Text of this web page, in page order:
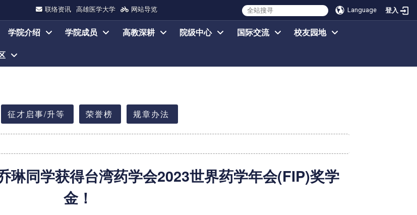
Language 登入
联络资讯 高雄医学大学 网站导览
学院介绍 学院成员 高教深耕 院级中心 国际交流
校友园地
征才启事/升等 荣誉榜 规章办法
琳同学获得台湾药学会2023世界药学年会(FIP)奖学
金！